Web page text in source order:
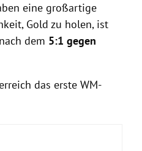
eine großartige
Gold zu holen, ist
dem 5:1 gegen
das erste WM-